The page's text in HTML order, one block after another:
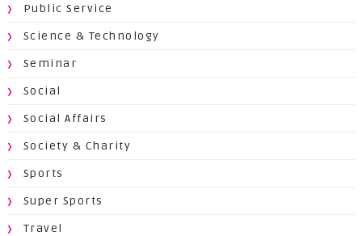
Public Service
Science & Technology
Seminar
Social
Social Affairs
Society & Charity
Sports
Super Sports
Travel